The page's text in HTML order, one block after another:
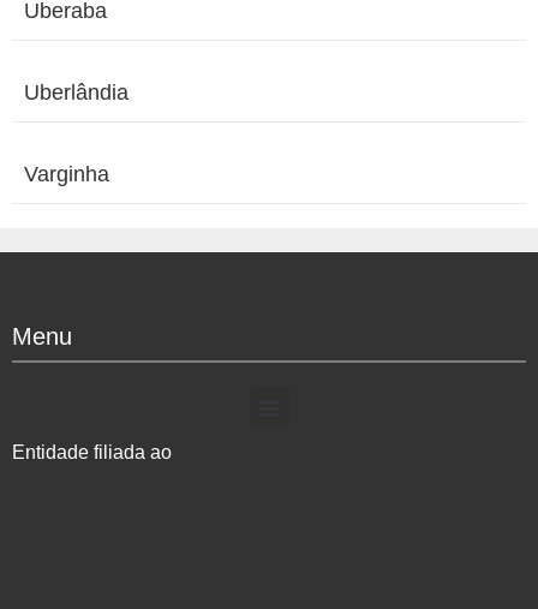
Uberaba
Uberlândia
Varginha
Menu
Entidade filiada ao